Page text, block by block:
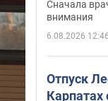
Сначала
внимания
6.08.2026 12:46
Отпуск
Карпатах